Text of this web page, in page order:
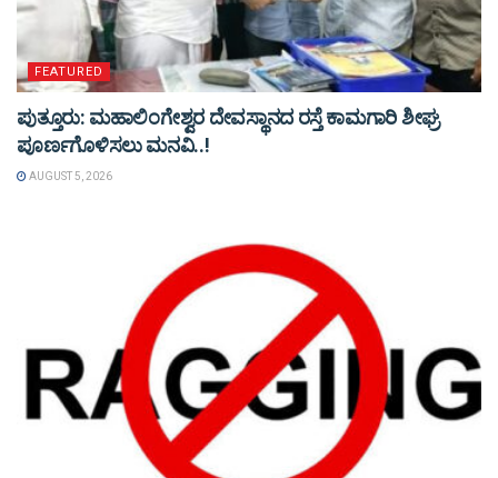
FEATURED
ಪುತ್ತೂರು: ಮಹಾಲಿಂಗೇಶ್ವರ ದೇವಸ್ಥಾನದ ರಸ್ತೆ ಕಾಮಗಾರಿ ಶೀಘ್ರ
ಪೂರ್ಣಗೊಳಿಸಲು ಮನವಿ..!
AUGUST 5, 2026